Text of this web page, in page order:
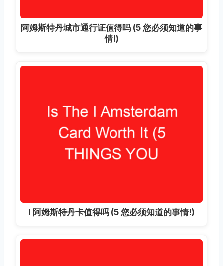
阿姆斯特丹城市通行证值得吗 (5 您必须知道的事
情!)
I 阿姆斯特丹卡值得吗 (5 您必须知道的事情!)